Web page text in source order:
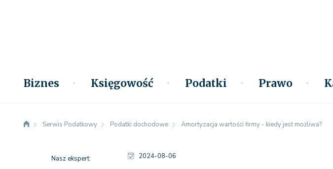
Biznes Księgowość Podatki Prawo
Serwis Podatkowy Podatki dochodowe Amortyzacja wartości firmy - kiedy jest możliwa?
2024-08-06
Nasz ekspert: